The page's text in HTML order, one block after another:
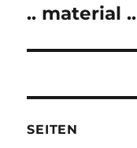
Nächster
.. material ..
SEITEN